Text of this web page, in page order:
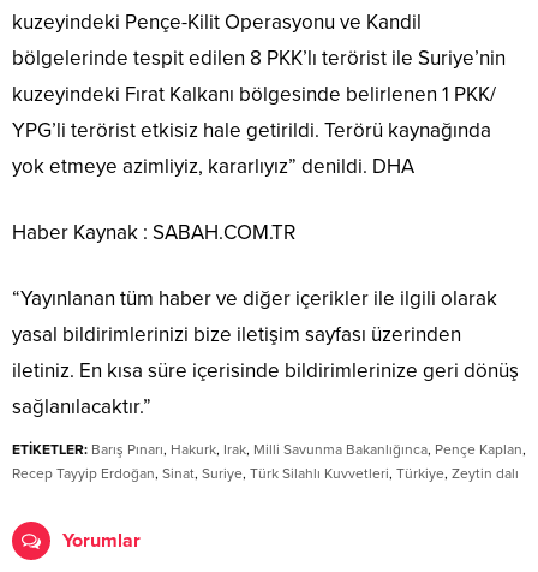
kuzeyindeki Pençe-Kilit Operasyonu ve Kandil
bölgelerinde tespit edilen 8 PKK’lı terörist ile Suriye’nin
kuzeyindeki Fırat Kalkanı bölgesinde belirlenen 1 PKK/
YPG’li terörist etkisiz hale getirildi. Terörü kaynağında
yok etmeye azimliyiz, kararlıyız” denildi. DHA
Haber Kaynak : SABAH.COM.TR
“Yayınlanan tüm haber ve diğer içerikler ile ilgili olarak
yasal bildirimlerinizi bize iletişim sayfası üzerinden
iletiniz. En kısa süre içerisinde bildirimlerinize geri dönüş
sağlanılacaktır.”
ETİKETLER: Barış Pınarı, Hakurk, Irak, Milli Savunma Bakanlığınca, Pençe Kaplan,
Recep Tayyip Erdoğan, Sinat, Suriye, Türk Silahlı Kuvvetleri, Türkiye, Zeytin dalı
Yorumlar